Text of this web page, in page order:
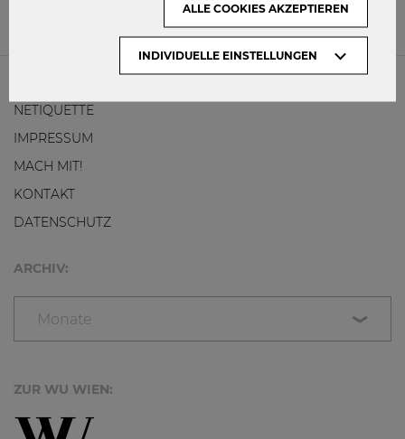
NETIQUETTE
IMPRESSUM
MACH MIT!
KONTAKT
DATENSCHUTZ
ARCHIV:
Monate
ZUR WU WIEN:
INDIVIDUELLE EINSTELLUNGEN
ALLE COOKIES AKZEPTIEREN